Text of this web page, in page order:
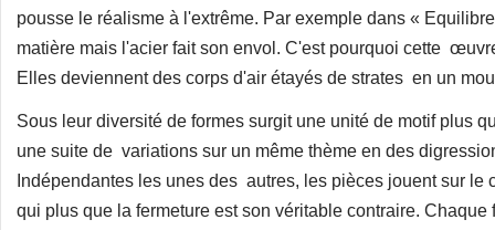
pousse le réalisme à l'extrême. Par exemple dans «
matière mais l'acier fait son envol. C'est pourquoi cette
Elles deviennent des corps d'air étayés de strates en un
Sous leur diversité de formes surgit une unité de motif plus
une suite de variations sur un même thème en des
Indépendantes les unes des autres, les pièces jouent sur le
qui plus que la fermeture est son véritable contraire.